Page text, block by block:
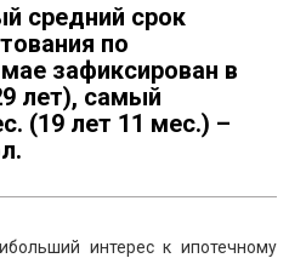
средний срок
по
зафиксирован в
лет), самый
(19 лет 11 мес.) –
интерес к ипотечному